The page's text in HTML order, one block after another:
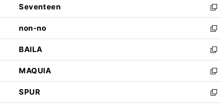
く
で
開
く
ド
ウ
で
開
く
Seventeen
新
し
い
ウ
ィ
ン
ド
ウ
で
開
non-no
新
し
い
ウ
ィ
ン
ド
ウ
BAILA
新
し
い
ウ
ィ
ン
MAQUIA
新
し
い
ウ
SPUR
新